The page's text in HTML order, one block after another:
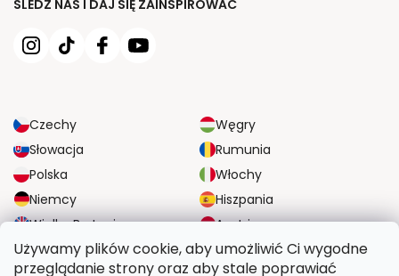
Używamy plików cookie, aby umożliwić Ci wygodne
przeglądanie strony oraz aby stale poprawiać
ŚLEDŹ NAS I DAJ SIĘ ZAINSPIROWAĆ
Czechy
Węgry
Słowacja
Rumunia
Polska
Włochy
Niemcy
Hiszpania
Wielka Brytania
Austria